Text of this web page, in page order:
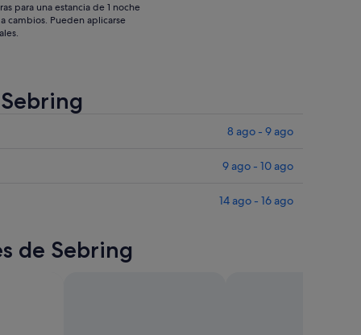
para una estancia de 1 noche
cambios. Pueden aplicarse
8 ago - 9 ago
9 ago - 10 ago
14 ago - 16 ago
de Sebring